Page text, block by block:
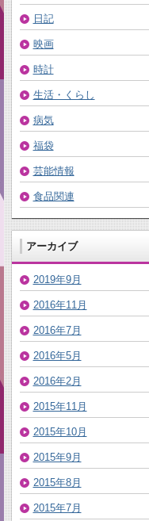
日記
映画
時計
生活・くらし
病気
福袋
芸能情報
食品関連
アーカイブ
2019年9月
2016年11月
2016年7月
2016年5月
2016年2月
2015年11月
2015年10月
2015年9月
2015年8月
2015年7月